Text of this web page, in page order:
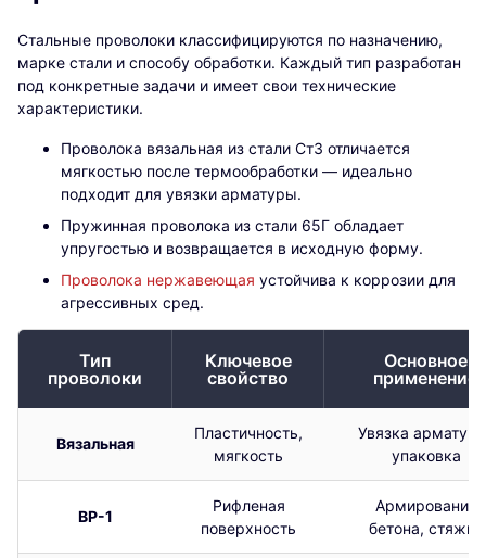
Стальные проволоки классифицируются по назначению,
марке стали и способу обработки. Каждый тип разработан
под конкретные задачи и имеет свои технические
характеристики.
Проволока вязальная из стали Ст3 отличается
мягкостью после термообработки — идеально
подходит для увязки арматуры.
Пружинная проволока из стали 65Г обладает
упругостью и возвращается в исходную форму.
Проволока нержавеющая устойчива к коррозии для
агрессивных сред.
Тип
проволоки
Ключевое
свойство
Основное
применение
Вязальная
Пластичность,
мягкость
Увязка
упаковка
ВР-1
Рифленая
поверхность
Армирование
бетона, стяжка